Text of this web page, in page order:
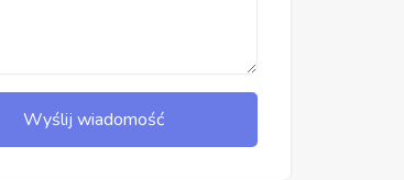
Wyślij wiadomość